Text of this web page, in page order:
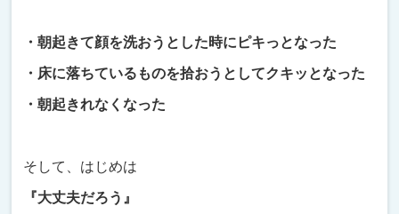
・朝起きて顔を洗おうとした時にピキっとなった
・床に落ちているものを拾おうとしてクキッとなった
・朝起きれなくなった
そして、はじめは
『大丈夫だろう』